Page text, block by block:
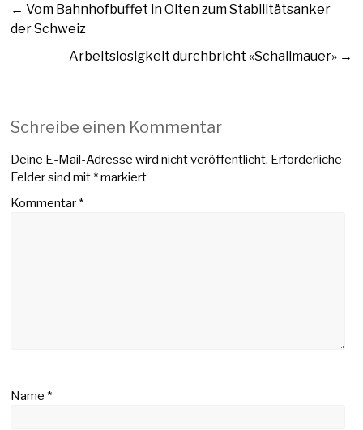
← Vom Bahnhofbuffet in Olten zum Stabilitätsanker
der Schweiz
Arbeitslosigkeit durchbricht «Schallmauer» →
Schreibe einen Kommentar
Deine E-Mail-Adresse wird nicht veröffentlicht. Erforderliche
Felder sind mit*markiert
Kommentar*
Name*